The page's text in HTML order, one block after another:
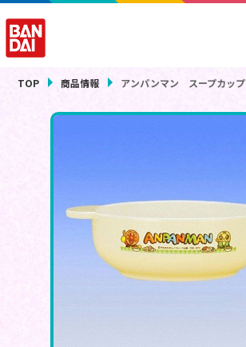
TOP 商品情報 アンパンマン スープカップ